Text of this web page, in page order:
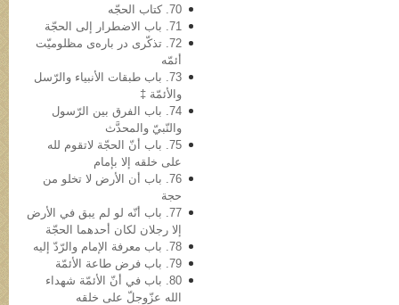
70. کتاب الحجّه
71. باب الاضطرار إلى الحجّة
72. تذکّری در باره‌ی مظلومیّت
أئمّه
73. باب طبقات الأنبیاء والرّسل
والأئمّة ‡
74. باب الفرق بین الرّسول
والنّبيّ والمحدَّث
75. باب أنّ الحجّة لاتقوم لله
علی خلقه إلا بإمام
76. باب أن الأرض لا تخلو من
حجة
77. باب أنّه لو لم یبق في الأرض
إلا رجلان لکان أحدهما الحجّة
78. باب معرفة الإمام والرّدّ إلیه
79. باب فرض طاعة الأئمّة
80. باب في أنّ الأئمّة شهداء
الله عزّوجلّ على خلقه